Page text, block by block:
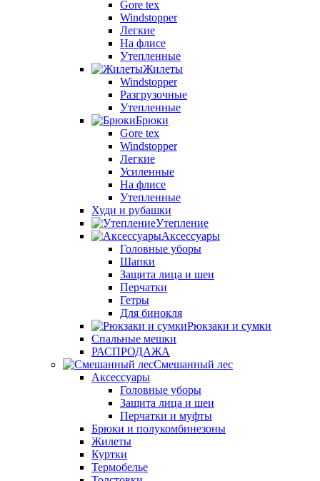
Gore tex
Windstopper
Легкие
На флисе
Утепленные
Жилеты
Windstopper
Разгрузочные
Утепленные
Брюки
Gore tex
Windstopper
Легкие
Усиленные
На флисе
Утепленные
Худи и рубашки
Утепление
Аксессуары
Головные уборы
Шапки
Защита лица и шеи
Перчатки
Гетры
Для бинокля
Рюкзаки и сумки
Спальные мешки
РАСПРОДАЖА
Смешанный лес
Аксессуары
Головные уборы
Защита лица и шеи
Перчатки и муфты
Брюки и полукомбинезоны
Жилеты
Куртки
Термобелье